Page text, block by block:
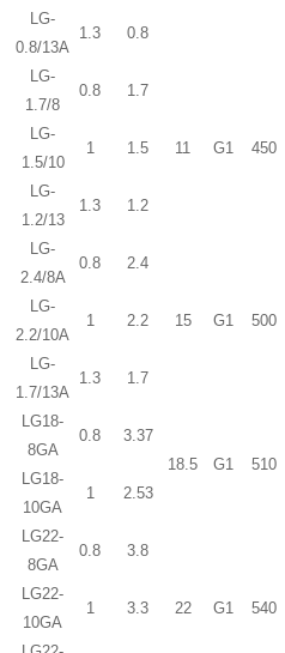
LG-
0.8/13A
1.3 0.8
LG-
1.7/8
0.8 1.7
11 G1 450
LG-
1.5/10
1 1.5
LG-
1.2/13
1.3 1.2
LG-
2.4/8A
0.8 2.4
15 G1 500
LG-
2.2/10A
1 2.2
LG-
1.7/13A
1.3 1.7
LG18-
8GA
0.8
3.37
18.5
G1 510
LG18-
10GA
1 2.53
LG22-
8GA
0.8 3.8
22 G1 540
LG22-
10GA
1 3.3